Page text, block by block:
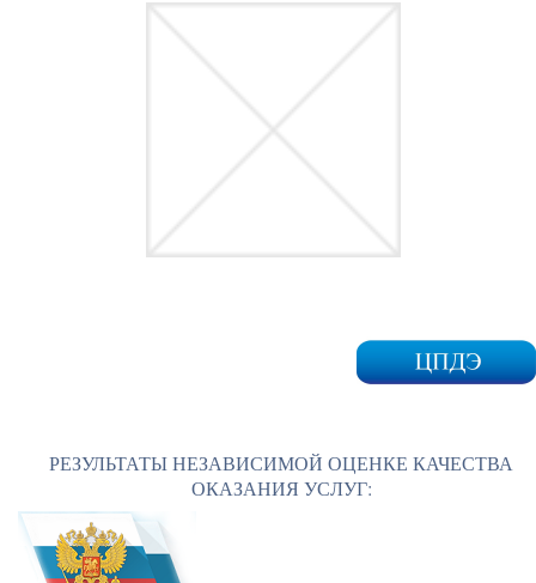
РЕЗУЛЬТАТЫ НЕЗАВИСИМОЙ ОЦЕНКЕ КАЧЕСТВА
ОКАЗАНИЯ УСЛУГ: